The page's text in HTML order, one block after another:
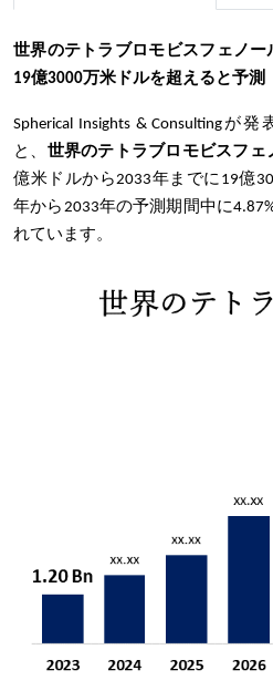
世界のテトラブロモビスフェノー
19億3000万米ドルを超えると予測
Spherical Insights & Consultingが
と、 世界のテトラブロモビスフェ
億米ドルから2033年までに19億
年から2033年の予測期間中に
れています。